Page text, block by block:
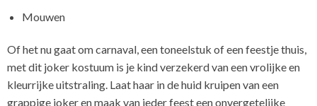
Mouwen
Of het nu gaat om carnaval, een toneelstuk of een feestje thuis,
met dit joker kostuum is je kind verzekerd van een vrolijke en
kleurrijke uitstraling. Laat haar in de huid kruipen van een
grappige joker en maak van ieder feest een onvergetelijke